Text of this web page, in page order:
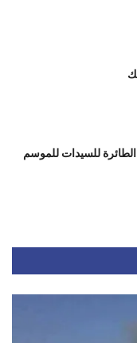
للسيدات للموسم